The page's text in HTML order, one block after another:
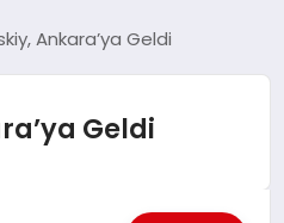
Ankara’ya Geldi
Geldi